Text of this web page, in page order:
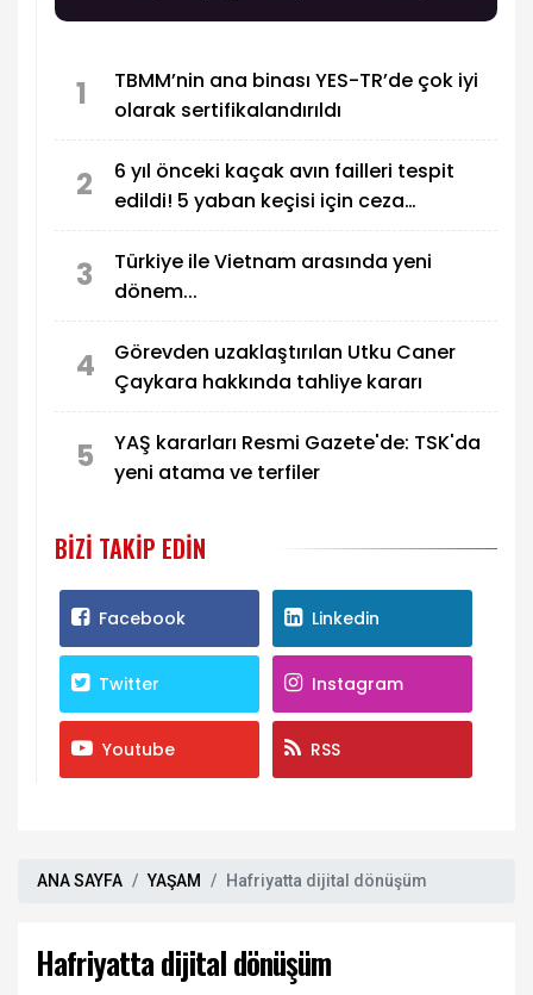
1
TBMM’nin ana binası YES-TR’de çok iyi
olarak sertifikalandırıldı
2
6 yıl önceki kaçak avın failleri tespit
edildi! 5 yaban keçisi için ceza
3
Türkiye ile Vietnam arasında yeni
dönem...
4
Görevden uzaklaştırılan Utku Caner
Çaykara hakkında tahliye kararı
5
YAŞ kararları Resmi Gazete'de: TSK'da
yeni atama ve terfiler
BIZI TAKIP EDIN
Facebook Linkedin
Twitter Instagram
Youtube RSS
ANA SAYFA YAŞAM Hafriyatta dijital dönüşüm
Hafriyatta dijital dönüşüm